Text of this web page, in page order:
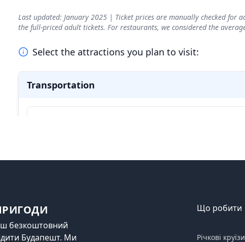
безкоштовний
Будапешт. Ми
Що робити
Річкові круїзи